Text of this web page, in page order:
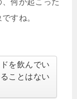
何か起こった
すね。
を飲んでい
ことはない